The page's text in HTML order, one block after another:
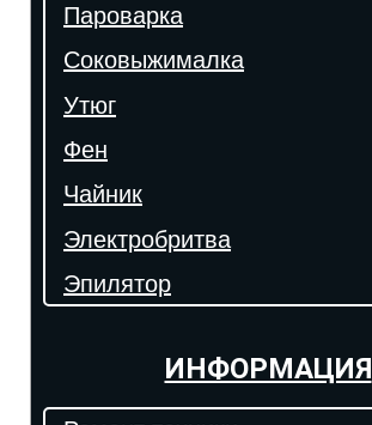
Пароварка
Соковыжималка
Утюг
Фен
Чайник
Электробритва
Эпилятор
ИНФОРМАЦИЯ